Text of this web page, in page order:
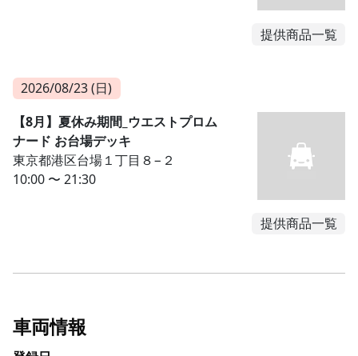
提供商品一覧
2026/08/23 (日)
【8月】夏休み期間_ウエストプロム
ナード お台場デッキ
東京都港区台場１丁目８−２
10:00 〜 21:30
提供商品一覧
車両情報